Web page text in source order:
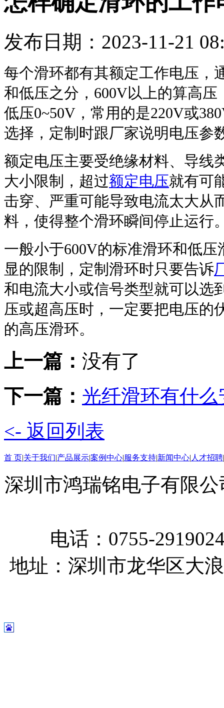
发布日期：2023-11-21
每个滑环都有其额定工作电压，
和低压之分，600V以上的算高压
低压0~50V，常用的是220V或
选择，定制时跟厂家说明电压参
额定电压主要受绝缘材料、导线
大小限制，超过额定电压就有可
击穿、严重可能导致电流太大从
料，使得整个滑环瞬间停止运行
一般小于600V的标准滑环和低
显的限制，定制滑环时只要告诉
和电流大小或信号类型就可以选
压或超高压时，一定要把电压的
的高压滑环。
上一篇： 没有了
下一篇： 光纤滑环有什
<- 返回列表
首 页|关于我们|产品展示|案例中心|服务支持|新闻中心| 人才招聘|
深圳市鸿瑞铭电子有限
电话：0755-
地址：深圳市龙华区大